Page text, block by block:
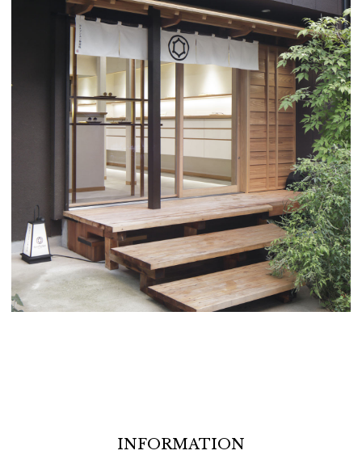
INFORMATION